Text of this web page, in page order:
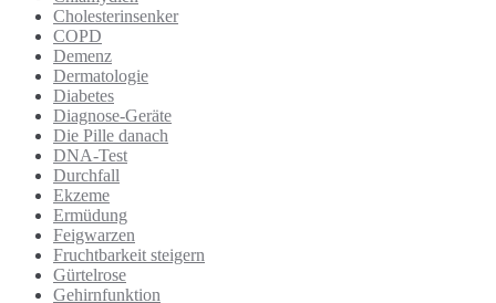
Cholesterinsenker
COPD
Demenz
Dermatologie
Diabetes
Diagnose-Geräte
Die Pille danach
DNA-Test
Durchfall
Ekzeme
Ermüdung
Feigwarzen
Fruchtbarkeit steigern
Gürtelrose
Gehirnfunktion